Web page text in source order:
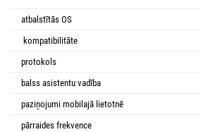
atbalstītās OS
kompatibilitāte
protokols
balss asistentu vadība
paziņojumi mobilajā lietotnē
pārraides frekvence